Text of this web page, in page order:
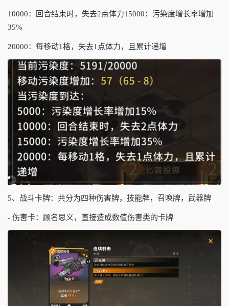
10000：回合结束时，失去2点体力15000：污染度增长率增加
35%
20000：每移动1格，失去1点体力，且累计递增
5、战斗卡牌：共分为四种伤害牌，技能牌，召唤牌，武器牌
- 伤害卡：顾名思义，直接造成数值伤害类的卡牌